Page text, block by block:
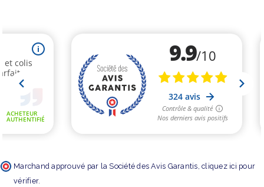
Marchand approuvé par la Société des Avis Garantis, cliquez ici pour
vérifier.